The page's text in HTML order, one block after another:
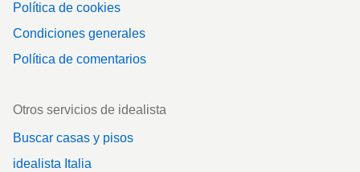
Política de cookies
Condiciones generales
Política de comentarios
Otros servicios de idealista
Buscar casas y pisos
idealista Italia